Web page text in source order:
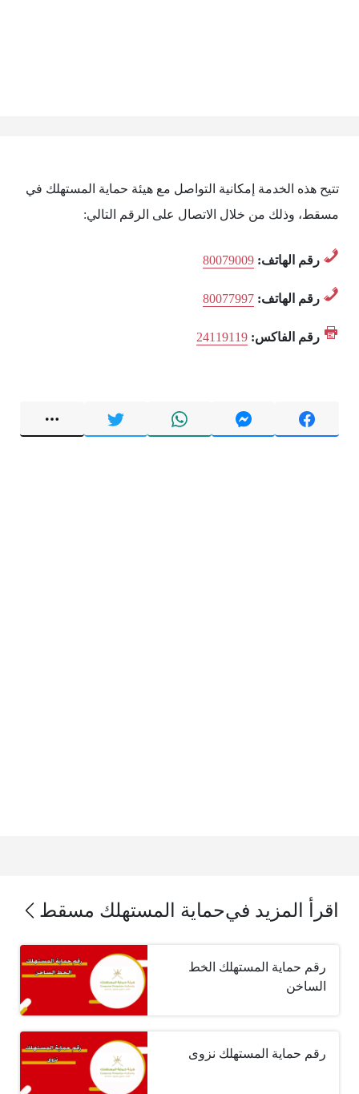
تتيح هذه الخدمة إمكانية التواصل مع هيئة حماية المستهلك في
مسقط، وذلك من خلال الاتصال على الرقم التالي:
رقم الهاتف: 80079009
رقم الهاتف: 80077997
رقم الفاكس: 24119119
اقرأ المزيد فيحماية المستهلك مسقط
رقم حماية المستهلك الخط
الساخن
رقم حماية المستهلك نزوى